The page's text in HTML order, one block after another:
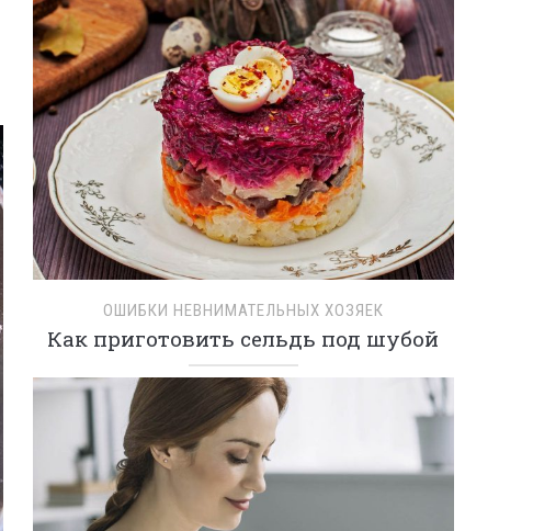
ОШИБКИ НЕВНИМАТЕЛЬНЫХ ХОЗЯЕК
Как приготовить сельдь под шубой